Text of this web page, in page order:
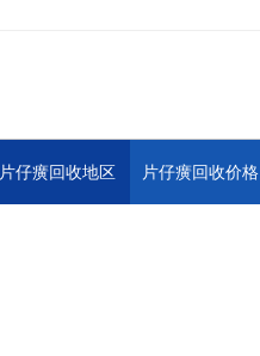
片仔癀回收地区 片仔癀回收价格